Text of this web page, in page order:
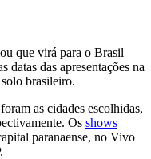
que virá para o Brasil
datas das apresentações na
brasileiro.
foram as cidades escolhidas,
Os shows
paranaense, no Vivo